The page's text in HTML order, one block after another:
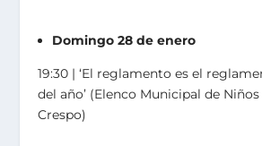
Domingo 28 de enero
19:30 ǀ ‘El reglamento es el
del año’ (Elenco Municipal de Niños
Crespo)